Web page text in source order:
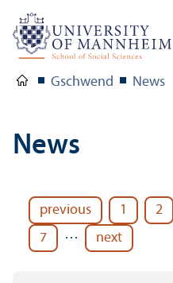
Gschwend News
News
previous 1 2
7
… next